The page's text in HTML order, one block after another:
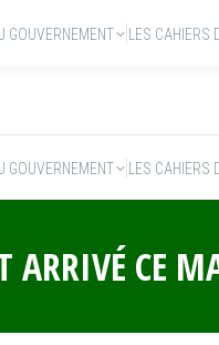
GOUVERNEMENT LES CAHIERS
ARRIVÉ CE
GOUVERNEMENT LES CAHIERS